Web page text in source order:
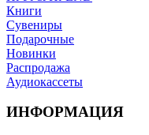
Книги
Сувениры
Подарочные
Новинки
Распродажа
Аудиокассеты
ИНФОРМАЦИЯ